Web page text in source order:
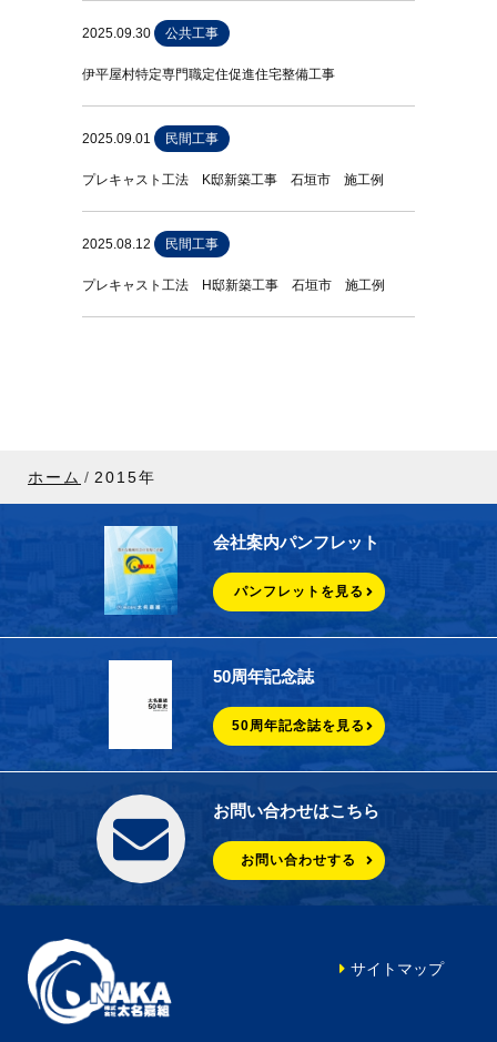
2025.09.30 公共工事
伊平屋村特定専門職定住促進住宅整備工事
2025.09.01 民間工事
プレキャスト工法 K邸新築工事 石垣市 施工例
2025.08.12 民間工事
プレキャスト工法 H邸新築工事 石垣市 施工例
ホーム 2015年
会社案内パンフレット
パンフレットを見る
50周年記念誌
50周年記念誌を見る
お問い合わせはこちら
お問い合わせする
サイトマップ